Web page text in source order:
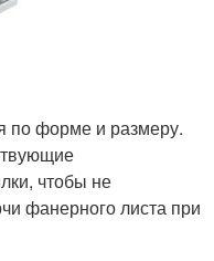
по форме и размеру.
чтобы не
фанерного листа при